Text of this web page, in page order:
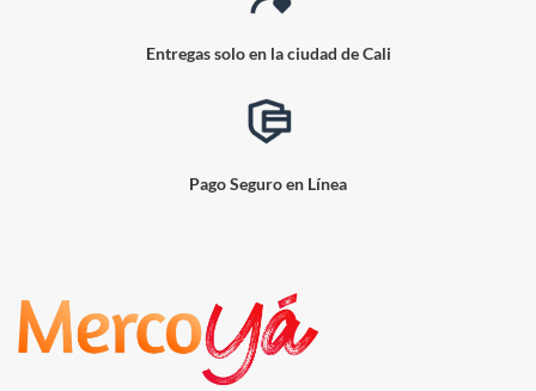
Entregas solo en la ciudad de Cali
Pago Seguro en Línea